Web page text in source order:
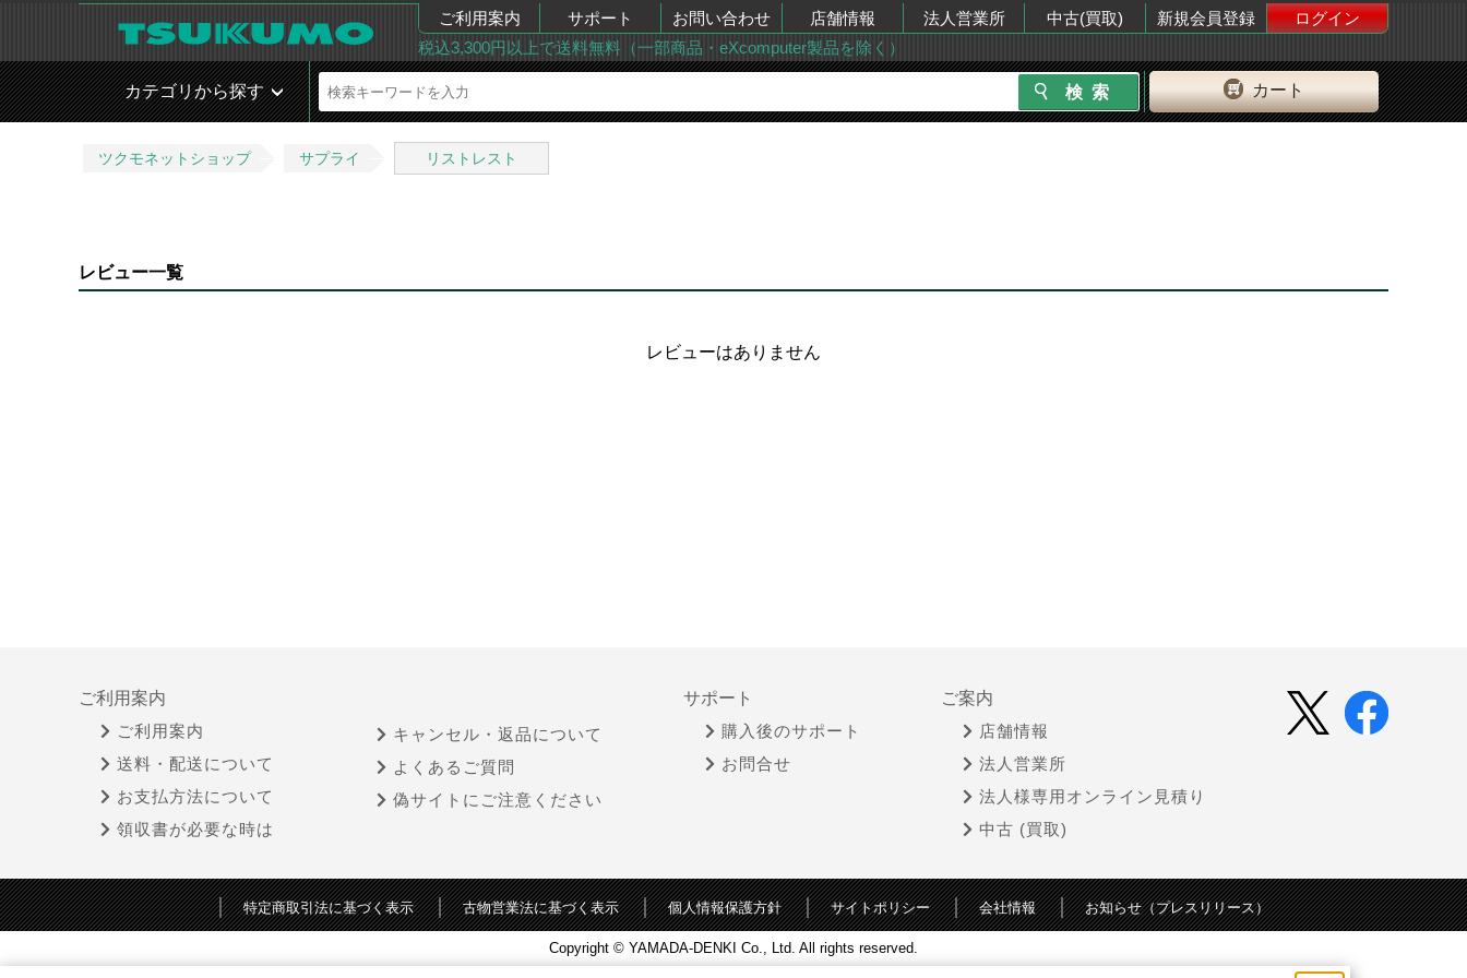
ご利用案内 サポート お問い合わせ 店舗情報 法人営業所 中古(買取) 新規会員登録
ログイン
税込3,300円以上で送料無料（一部商品・eXcomputer製品を除く）
カート
カテゴリから探す
ツクモネットショップ サプライ リストレスト
レビュー一覧
レビューはありません
ご利用案内
ご利用案内
送料・配送について
お支払方法について
領収書が必要な時は
キャンセル・返品について
よくあるご質問
偽サイトにご注意ください
サポート
購入後のサポート
お問合せ
ご案内
店舗情報
法人営業所
法人様専用オンライン見積り
中古 (買取)
特定商取引法に基づく表示 古物営業法に基づく表示 個人情報保護方針 サイトポリシー 会社情報 お知らせ（プレスリリース）
Copyright © YAMADA-DENKI Co., Ltd. All rights reserved.